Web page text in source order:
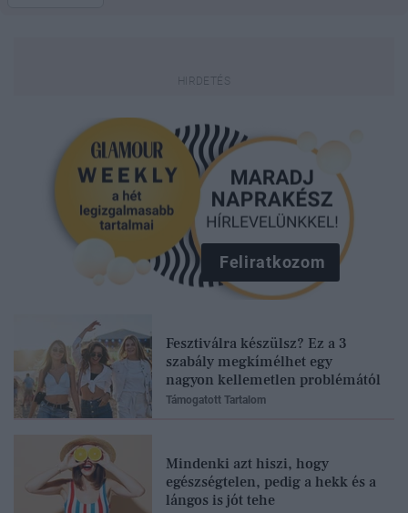
Feliratkozom
Fesztiválra készülsz? Ez a 3
szabály megkímélhet egy
nagyon kellemetlen problémától
Támogatott Tartalom
Mindenki azt hiszi, hogy
egészségtelen, pedig a hekk és a
lángos is jót tehe